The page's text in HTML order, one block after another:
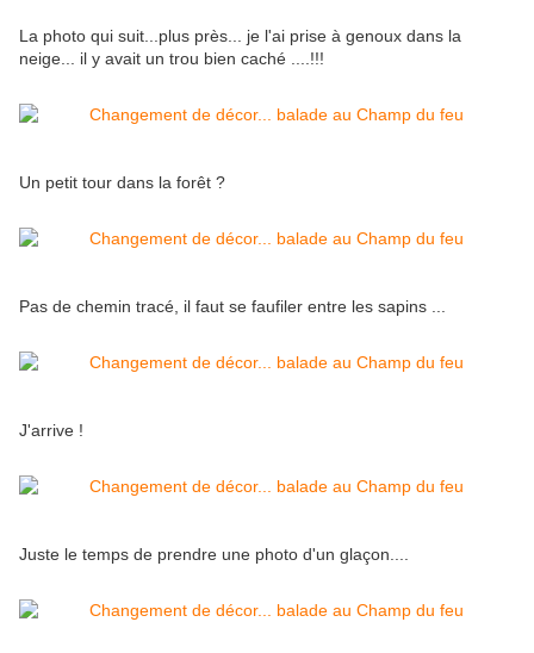
La photo qui suit...plus près... je l'ai prise à genoux dans la
neige... il y avait un trou bien caché ....!!!
Un petit tour dans la forêt ?
Pas de chemin tracé, il faut se faufiler entre les sapins ...
J'arrive !
Juste le temps de prendre une photo d'un glaçon....